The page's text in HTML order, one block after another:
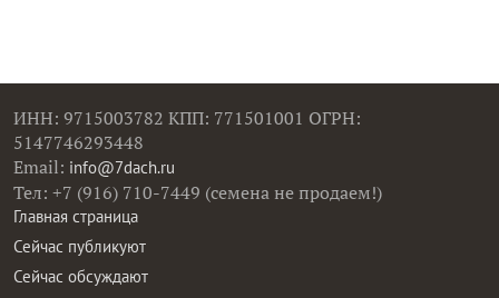
ИНН: 9715003782 КПП: 771501001 ОГРН:
5147746293448
Email: info@7dach.ru
Тел: +7 (916) 710-7449 (семена не продаем!)
Главная страница
Сейчас публикуют
Сейчас обсуждают